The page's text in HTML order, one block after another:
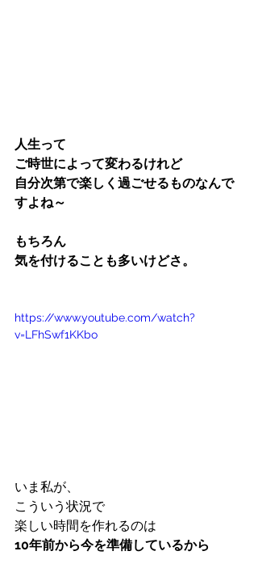
人生って
ご時世によって変わるけれど
自分次第で楽しく過ごせるものなんで
すよね～
もちろん
気を付けることも多いけどさ。
https://www.youtube.com/watch?
v=LFhSwf1KKbo
いま私が、
こういう状況で
楽しい時間を作れるのは
10年前から今を準備しているから